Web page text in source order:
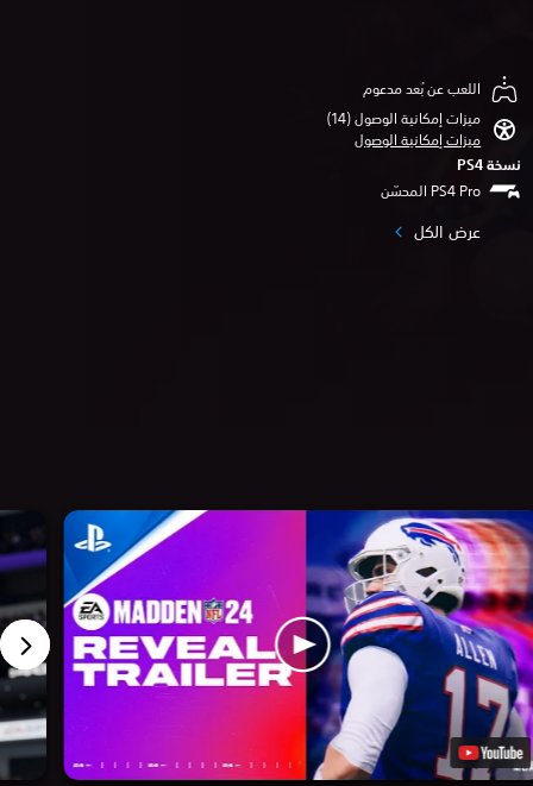
اللعب عن بُعد مدعوم
ميزات إمكانية الوصول (14)‏
ميزات إمكانية الوصول
نسخة PS4‏
عرض الكل